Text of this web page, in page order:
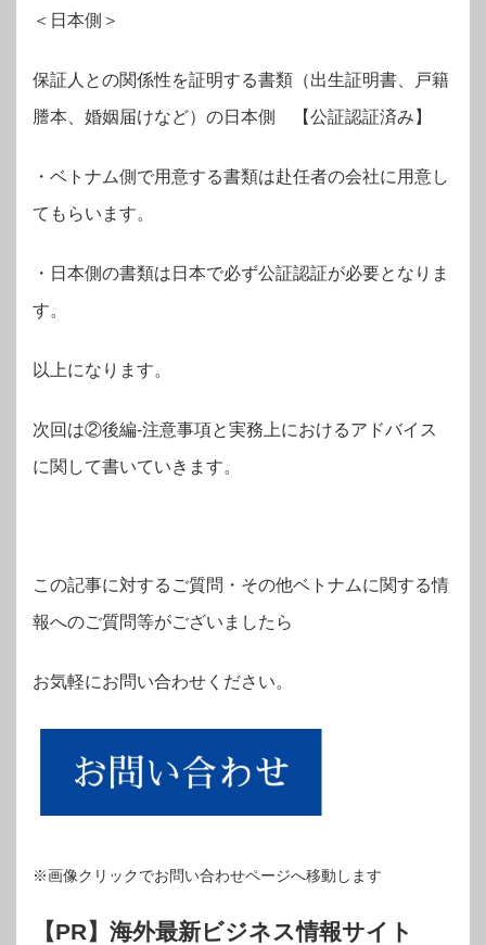
＜日本側＞
保証人との関係性を証明する書類（出生証明書、戸籍
謄本、婚姻届けなど）の日本側 【公証認証済み】
・ベトナム側で用意する書類は赴任者の会社に用意し
てもらいます。
・日本側の書類は日本で必ず公証認証が必要となりま
す。
以上になります。
次回は②後編‐注意事項と実務上におけるアドバイス
に関して書いていきます。
この記事に対するご質問・その他ベトナムに関する情
報へのご質問等がございましたら
お気軽にお問い合わせください。
※画像クリックでお問い合わせページへ移動します
【PR】海外最新ビジネス情報サイト